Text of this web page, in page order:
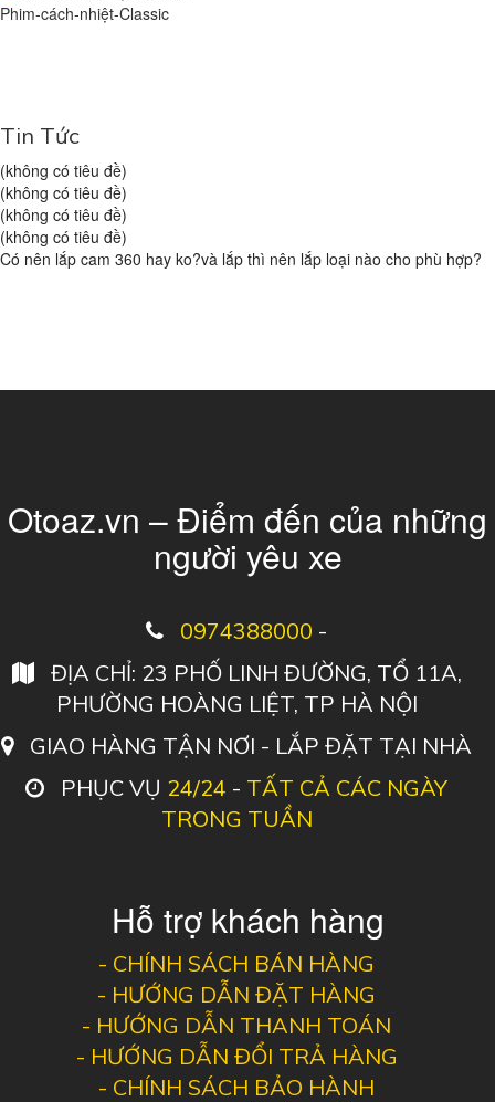
Phim-cách-nhiệt-Classic
Tin Tức
(không có tiêu đề)
(không có tiêu đề)
(không có tiêu đề)
(không có tiêu đề)
Có nên lắp cam 360 hay ko?và lắp thì nên lắp loại nào cho phù hợp?
Otoaz.vn – Điểm đến của những
người yêu xe
0974388000 -
ĐỊA CHỈ: 23 PHỐ LINH ĐƯỜNG, TỔ 11A,
PHƯỜNG HOÀNG LIỆT, TP HÀ NỘI
GIAO HÀNG TẬN NƠI - LẮP ĐẶT TẠI NHÀ
PHỤC VỤ 24/24 - TẤT CẢ CÁC NGÀY
TRONG TUẦN
Hỗ trợ khách hàng
- CHÍNH SÁCH BÁN HÀNG
- HƯỚNG DẪN ĐẶT HÀNG
- HƯỚNG DẪN THANH TOÁN
- HƯỚNG DẪN ĐỔI TRẢ HÀNG
- CHÍNH SÁCH BẢO HÀNH